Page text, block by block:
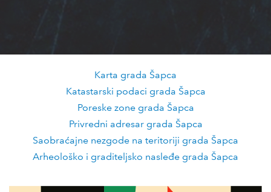
Karta grada Šapca
Katastarski podaci grada Šapca
Poreske zone grada Šapca
Privredni adresar grada Šapca
Saobraćajne nezgode na teritoriji grada Šapca
Arheološko i graditeljsko nasleđe grada Šapca